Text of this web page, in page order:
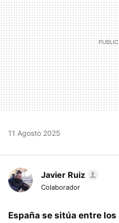
11 Agosto 2025
Javier Ruiz
Colaborador
España se sitúa entre